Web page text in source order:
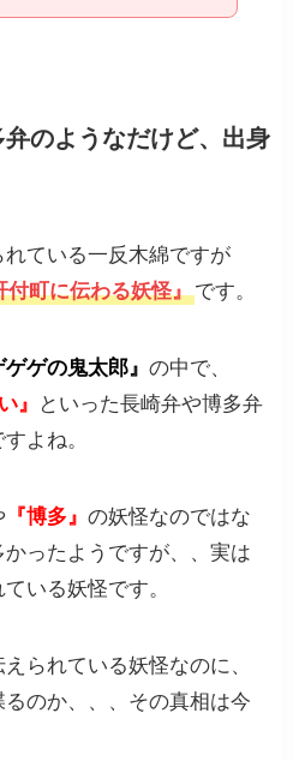
のようなだけど、出身
ている一反木綿ですが
付町に伝わる妖怪』です。
ゲゲの鬼太郎』の中で、
』
といった長崎弁や博多弁
よね。
『博多』の妖怪なのではな
ったようですが、、実は
いる妖怪です。
られている妖怪なのに、
のか、、、その真相は今